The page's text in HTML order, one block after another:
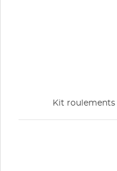
Kit roulements